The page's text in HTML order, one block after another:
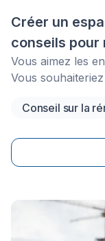
Créer un
conseils pour
Vous aimez les
Vous
Conseil sur la